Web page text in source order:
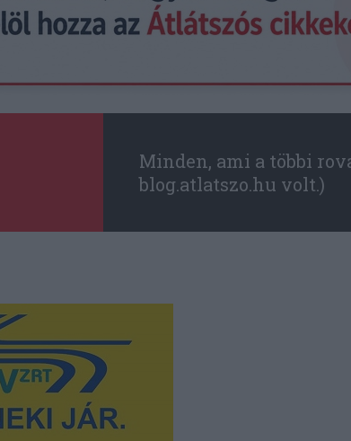
Minden, ami a többi
blog.atlatszo.hu volt.)